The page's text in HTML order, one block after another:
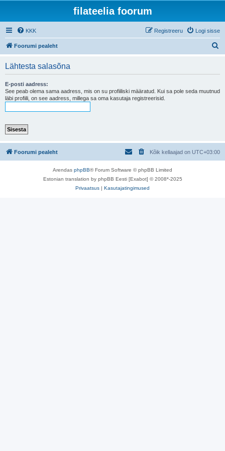
filateelia foorum
KKK Logi sisse
Registreeru
Foorumi pealeht
Lähtesta salasõna
E-posti aadress:
See peab olema sama aadress, mis on su profiiliski määratud. Kui sa pole seda muutnud
läbi profiili, on see aadress, millega sa oma kasutaja registreerisid.
Foorumi pealeht Kõik kellaajad on UTC+03:00
Arendas phpBB® Forum Software © phpBB Limited
Estonian translation by phpBB Eesti [Exabot] © 2008*-2025
Privaatsus | Kasutajatingimused